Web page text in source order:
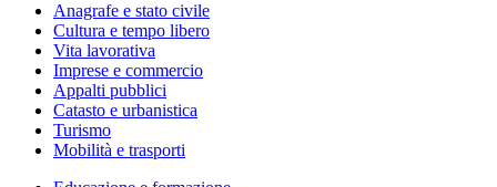
Anagrafe e stato civile
Cultura e tempo libero
Vita lavorativa
Imprese e commercio
Appalti pubblici
Catasto e urbanistica
Turismo
Mobilità e trasporti